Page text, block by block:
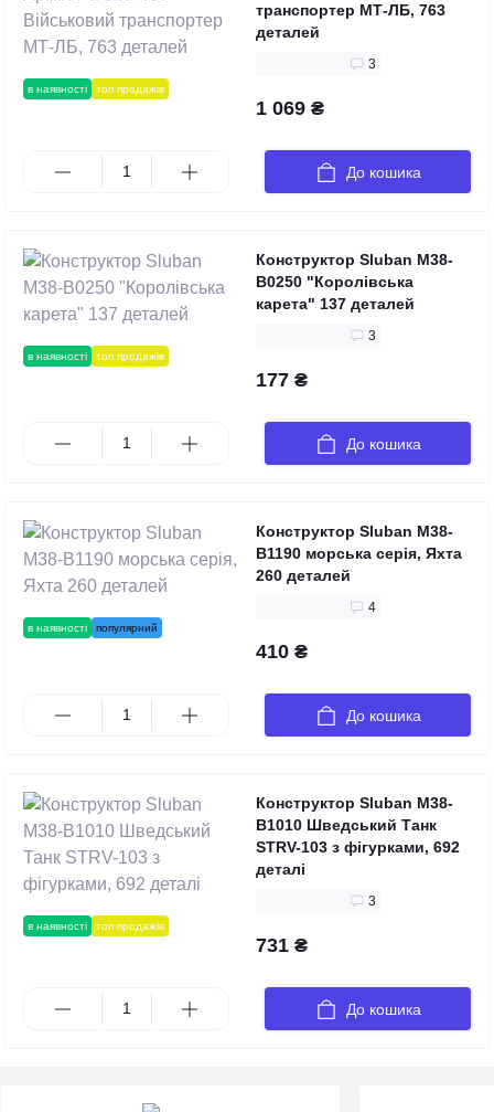
в наявності топ продажів
транспортер МТ-ЛБ, 763
деталей
3
1 069 ₴
До кошика
в наявності топ продажів
Конструктор Sluban M38-
B0250 "Королівська
карета" 137 деталей
3
177 ₴
До кошика
в наявності популярний
Конструктор Sluban M38-
B1190 морська серія, Яхта
260 деталей
4
410 ₴
До кошика
в наявності топ продажів
Конструктор Sluban M38-
B1010 Шведський Танк
STRV-103 з фігурками, 692
деталі
3
731 ₴
До кошика